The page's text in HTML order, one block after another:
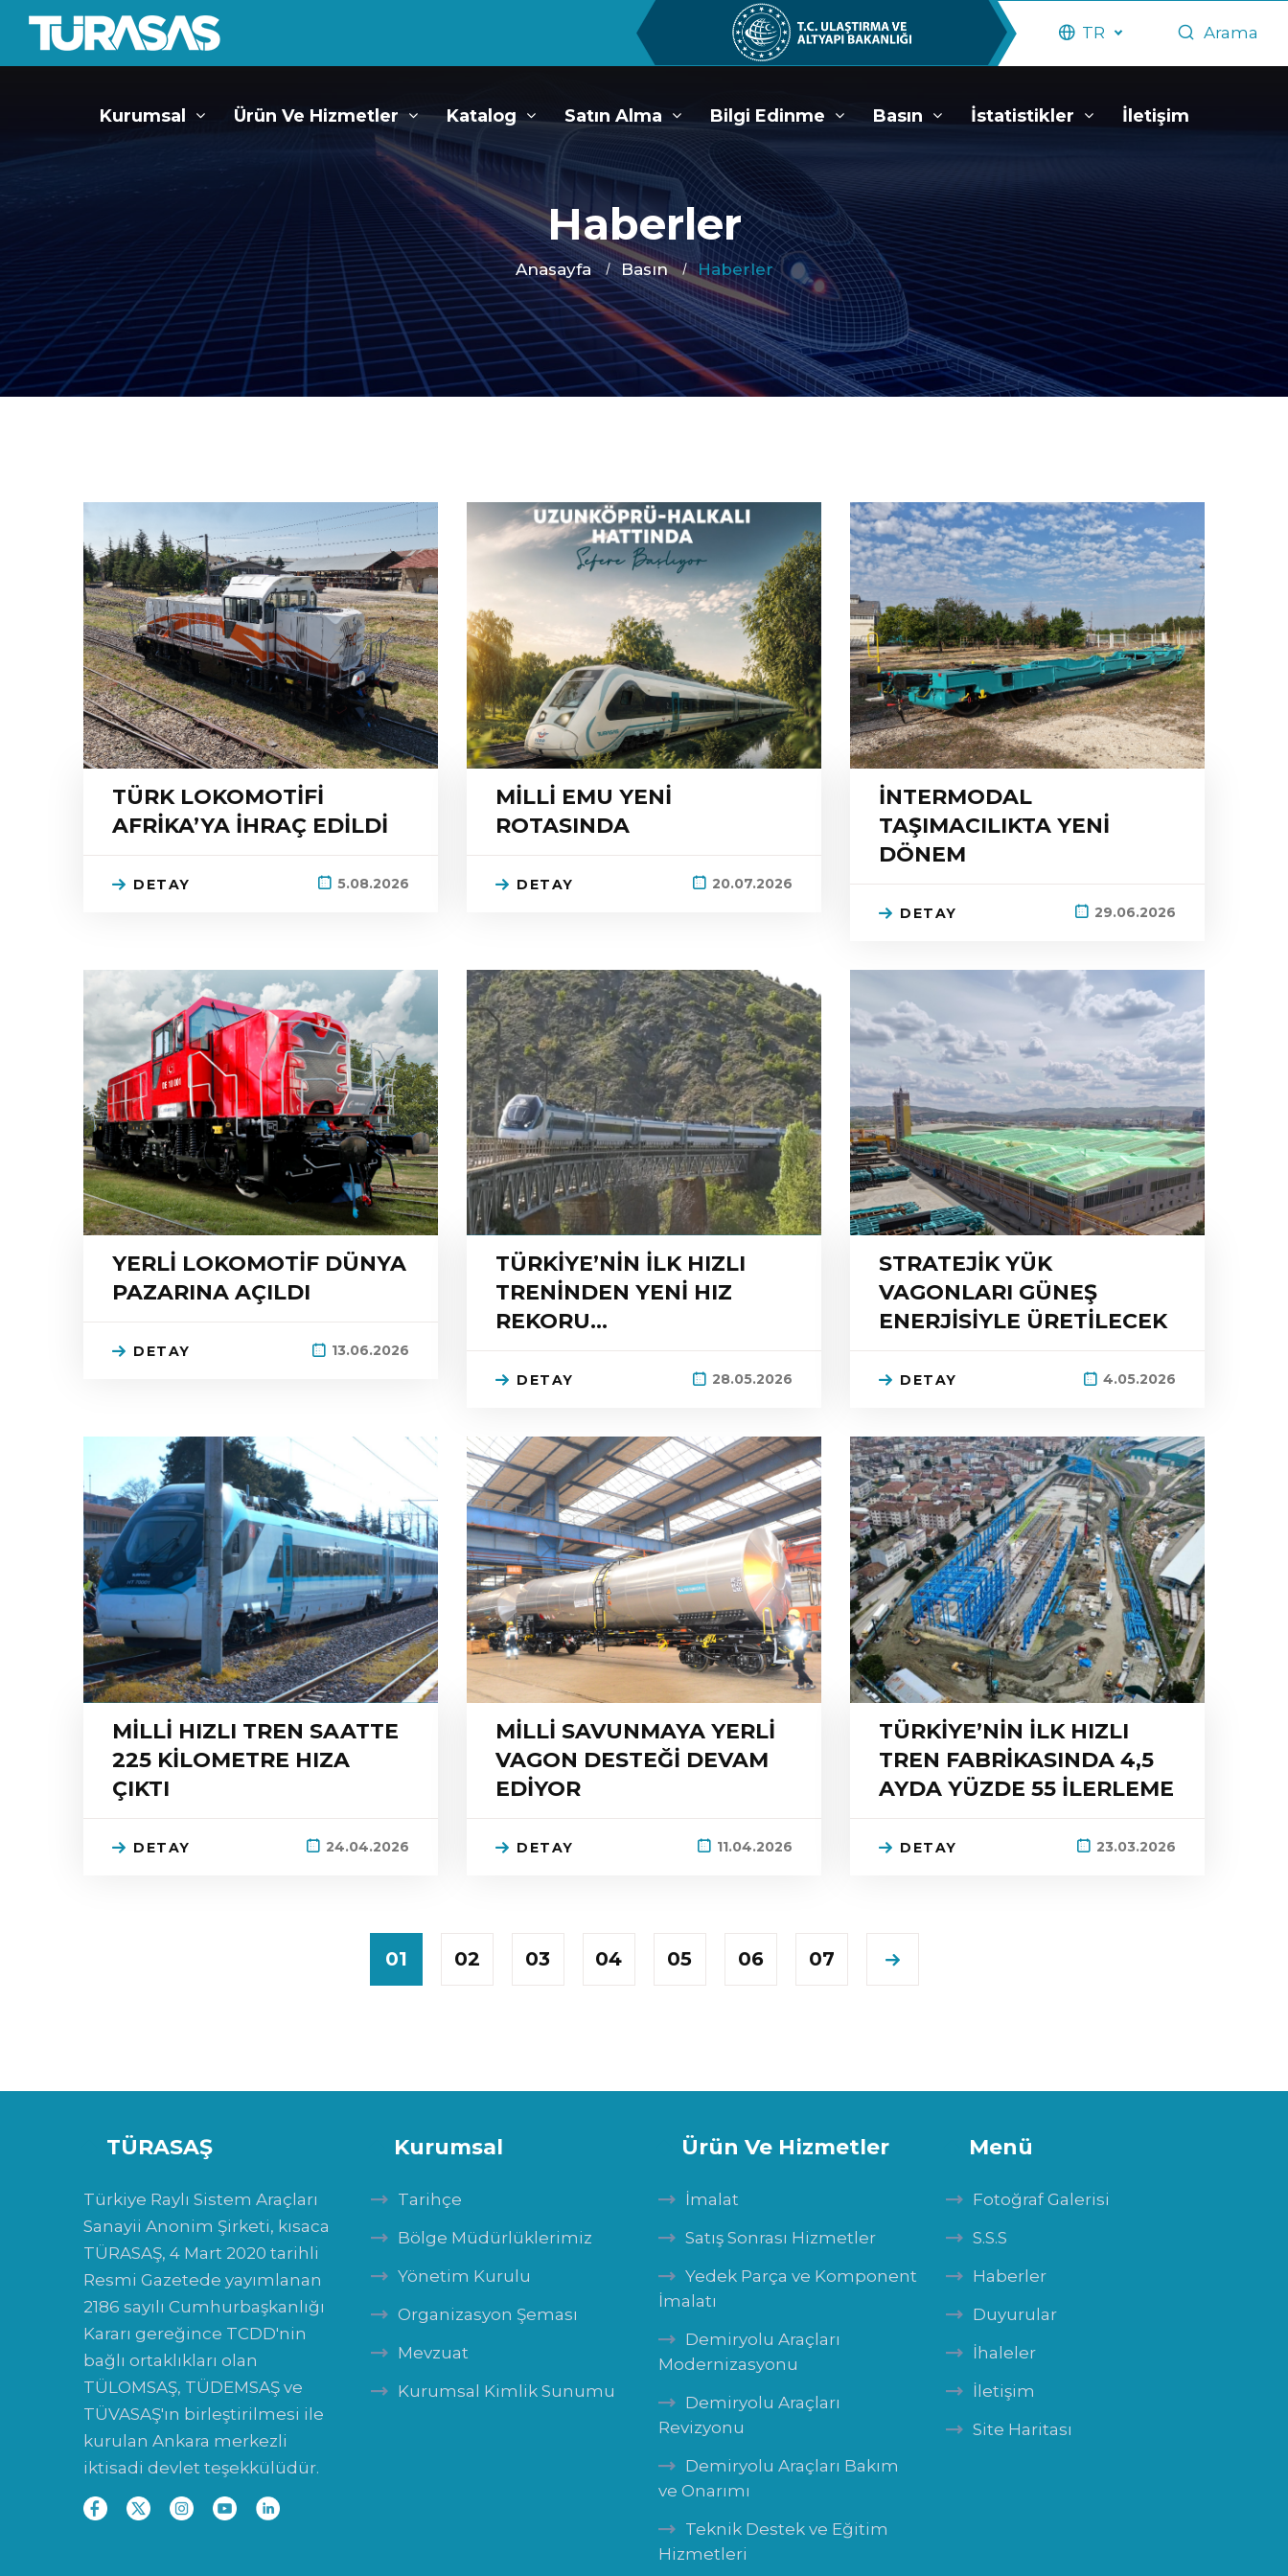
TR Arama
Kurumsal Ürün Ve Hizmetler Katalog Satın Alma Bilgi Edinme Basın İstatistikler İletişim
Haberler
Anasayfa Basın Haberler
TÜRK LOKOMOTİFİ
AFRİKA’YA İHRAÇ EDİLDİ
DETAY 5.08.2026
MİLLİ EMU YENİ
ROTASINDA
DETAY 20.07.2026
İNTERMODAL
TAŞIMACILIKTA YENİ
DÖNEM
DETAY 29.06.2026
YERLİ LOKOMOTİF DÜNYA
PAZARINA AÇILDI
DETAY 13.06.2026
TÜRKİYE’NİN İLK HIZLI
TRENİNDEN YENİ HIZ
REKORU…
DETAY 28.05.2026
STRATEJİK YÜK
VAGONLARI GÜNEŞ
ENERJİSİYLE ÜRETİLECEK
DETAY 4.05.2026
MİLLİ HIZLI TREN SAATTE
225 KİLOMETRE HIZA
ÇIKTI
DETAY 24.04.2026
MİLLİ SAVUNMAYA YERLİ
VAGON DESTEĞİ DEVAM
EDİYOR
DETAY 11.04.2026
TÜRKİYE’NİN İLK HIZLI
TREN FABRİKASINDA 4,5
AYDA YÜZDE 55 İLERLEME
DETAY 23.03.2026
01 02 03 04 05 06 07
TÜRASAŞ
Türkiye Raylı Sistem Araçları
Sanayii Anonim Şirketi, kısaca
TÜRASAŞ, 4 Mart 2020 tarihli
Resmi Gazetede yayımlanan
2186 sayılı Cumhurbaşkanlığı
Kararı gereğince TCDD'nin
bağlı ortaklıkları olan
TÜLOMSAŞ, TÜDEMSAŞ ve
TÜVASAŞ'ın birleştirilmesi ile
kurulan Ankara merkezli
iktisadi devlet teşekkülüdür.
Kurumsal
Tarihçe
Bölge Müdürlüklerimiz
Yönetim Kurulu
Organizasyon Şeması
Mevzuat
Kurumsal Kimlik Sunumu
Ürün Ve Hizmetler
İmalat
Satış Sonrası Hizmetler
Yedek Parça ve Komponent
İmalatı
Demiryolu Araçları
Modernizasyonu
Demiryolu Araçları
Revizyonu
Demiryolu Araçları Bakım
ve Onarımı
Teknik Destek ve Eğitim
Hizmetleri
Menü
Fotoğraf Galerisi
S.S.S
Haberler
Duyurular
İhaleler
İletişim
Site Haritası